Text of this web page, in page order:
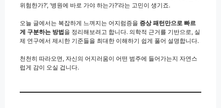
위험한가?’, ‘병원에 바로 가야 하는가?’라는 고민이 생기죠.
오늘 글에서는 복잡하게 느껴지는 어지럼증을 증상 패턴만으로 빠르
게 구분하는 방법을 정리해보려고 합니다. 의학적 근거를 기반으로, 실
제 연구에서 제시한 기준들을 최대한 이해하기 쉽게 풀어 설명합니다.
천천히 따라오면, 자신의 어지러움이 어떤 범주에 들어가는지 자연스
럽게 감이 오실 겁니다.